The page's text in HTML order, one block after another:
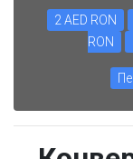
2 AED RON
RON